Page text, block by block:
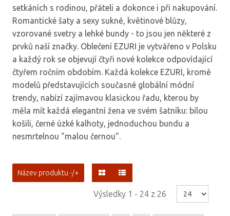
setkáních s rodinou, přáteli a dokonce i při nakupování.
Romantické šaty a sexy sukně, květinové blůzy,
vzorované svetry a lehké bundy - to jsou jen některé z
prvků naší značky. Oblečení EZURI je vytvářeno v Polsku
a každý rok se objevují čtyři nové kolekce odpovídající
čtyřem ročním obdobím. Každá kolekce EZURI, kromě
modelů představujících současné globální módní
trendy, nabízí zajímavou klasickou řadu, kterou by
měla mít každá elegantní žena ve svém šatníku: bílou
košili, černé úzké kalhoty, jednoduchou bundu a
nesmrtelnou "malou černou".
Název produktu -/+
Výsledky 1 - 24 z 26